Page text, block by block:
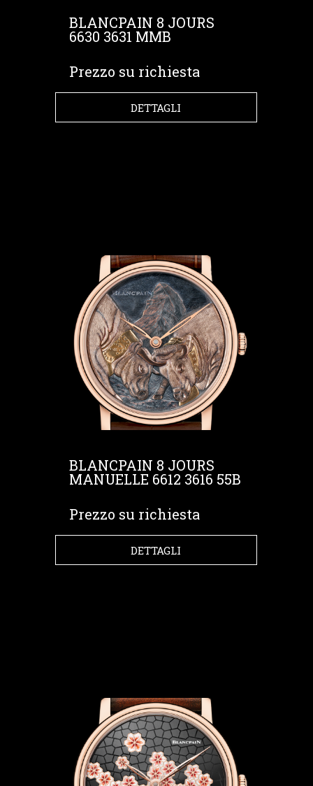
BLANCPAIN 8 JOURS
6630 3631 MMB
Prezzo su richiesta
DETTAGLI
BLANCPAIN 8 JOURS
MANUELLE 6612 3616 55B
Prezzo su richiesta
DETTAGLI